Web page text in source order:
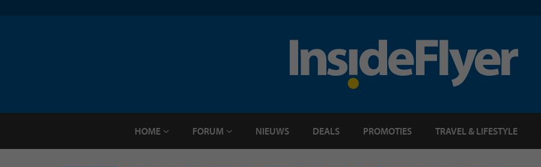
HOME FORUM NIEUWS DEALS PROMOTIES TRAVEL & LIFESTYLE